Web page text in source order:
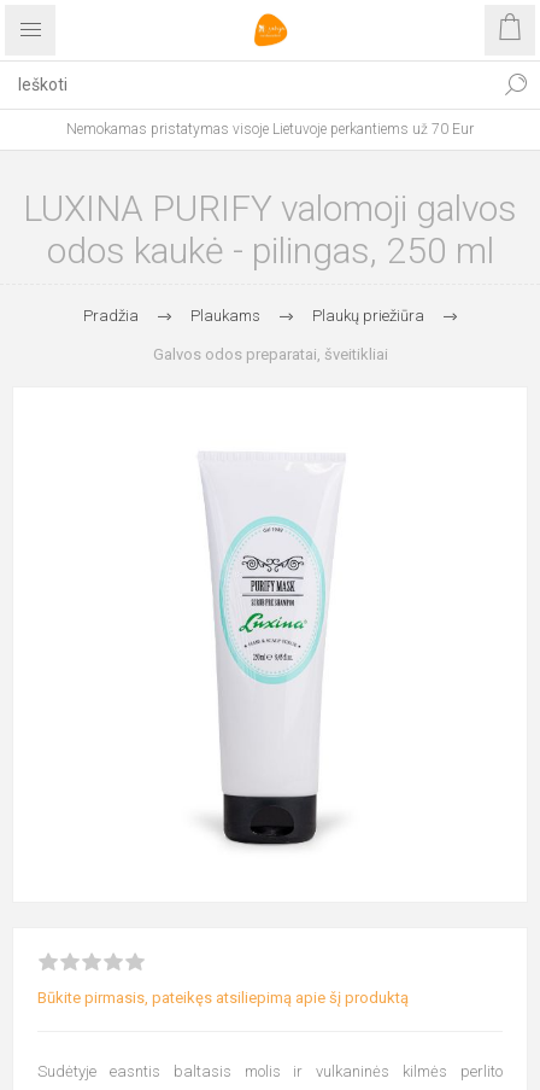
Nemokamas pristatymas visoje Lietuvoje perkantiems už 70 Eur
LUXINA PURIFY valomoji galvos
odos kaukė - pilingas, 250 ml
Pradžia Plaukams Plaukų priežiūra
Galvos odos preparatai, šveitikliai
Būkite pirmasis, pateikęs atsiliepimą apie šį produktą
Sudėtyje easntis baltasis molis ir vulkaninės kilmės perlito